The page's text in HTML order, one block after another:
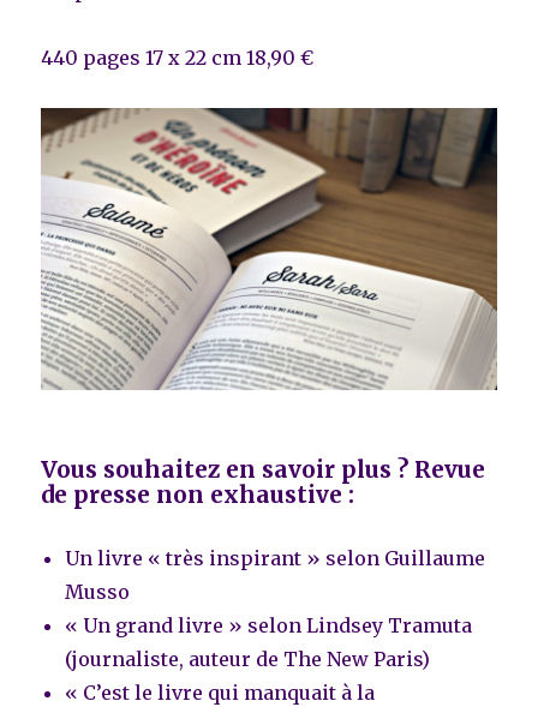
440 pages 17 x 22 cm 18,90 €
Vous souhaitez en savoir plus ? Revue
de presse non exhaustive :
Un livre « très inspirant » selon Guillaume
Musso
« Un grand livre » selon Lindsey Tramuta
(journaliste, auteur de The New Paris)
« C’est le livre qui manquait à la